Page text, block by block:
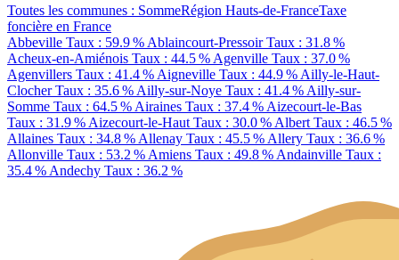
Toutes les communes : SommeRégion Hauts-de-FranceTaxe
foncière en France
Abbeville Taux : 59.9 % Ablaincourt-PressoirTaux : 31.8 %
Acheux-en-Amiénois Taux : 44.5 % Agenville Taux : 37.0 %
Agenvillers Taux : 41.4 % Aigneville Taux : 44.9 % Ailly-le-Haut-
ClocherTaux : 35.6 % Ailly-sur-Noye Taux : 41.4 % Ailly-sur-
Somme Taux : 64.5 % Airaines Taux : 37.4 % Aizecourt-le-Bas
Taux : 31.9 % Aizecourt-le-Haut Taux : 30.0 % Albert Taux : 46.5 %
Allaines Taux : 34.8 % Allenay Taux : 45.5 % Allery Taux : 36.6 %
Allonville Taux : 53.2 % Amiens Taux : 49.8 % Andainville Taux :
35.4 % Andechy Taux : 36.2 %